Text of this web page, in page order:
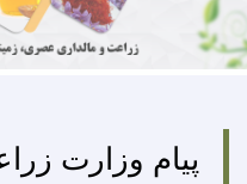
پیام وزارت